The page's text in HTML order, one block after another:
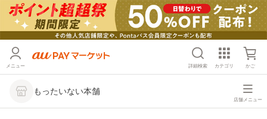
メニュー 詳細検索 カテゴリ かご
もったいない本舗
店舗メニュー